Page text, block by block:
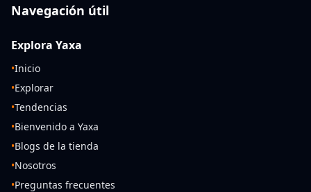
Navegación útil
Explora Yaxa
•Inicio
•Explorar
•Tendencias
•Bienvenido a Yaxa
•Blogs de la tienda
•Nosotros
•Preguntas frecuentes